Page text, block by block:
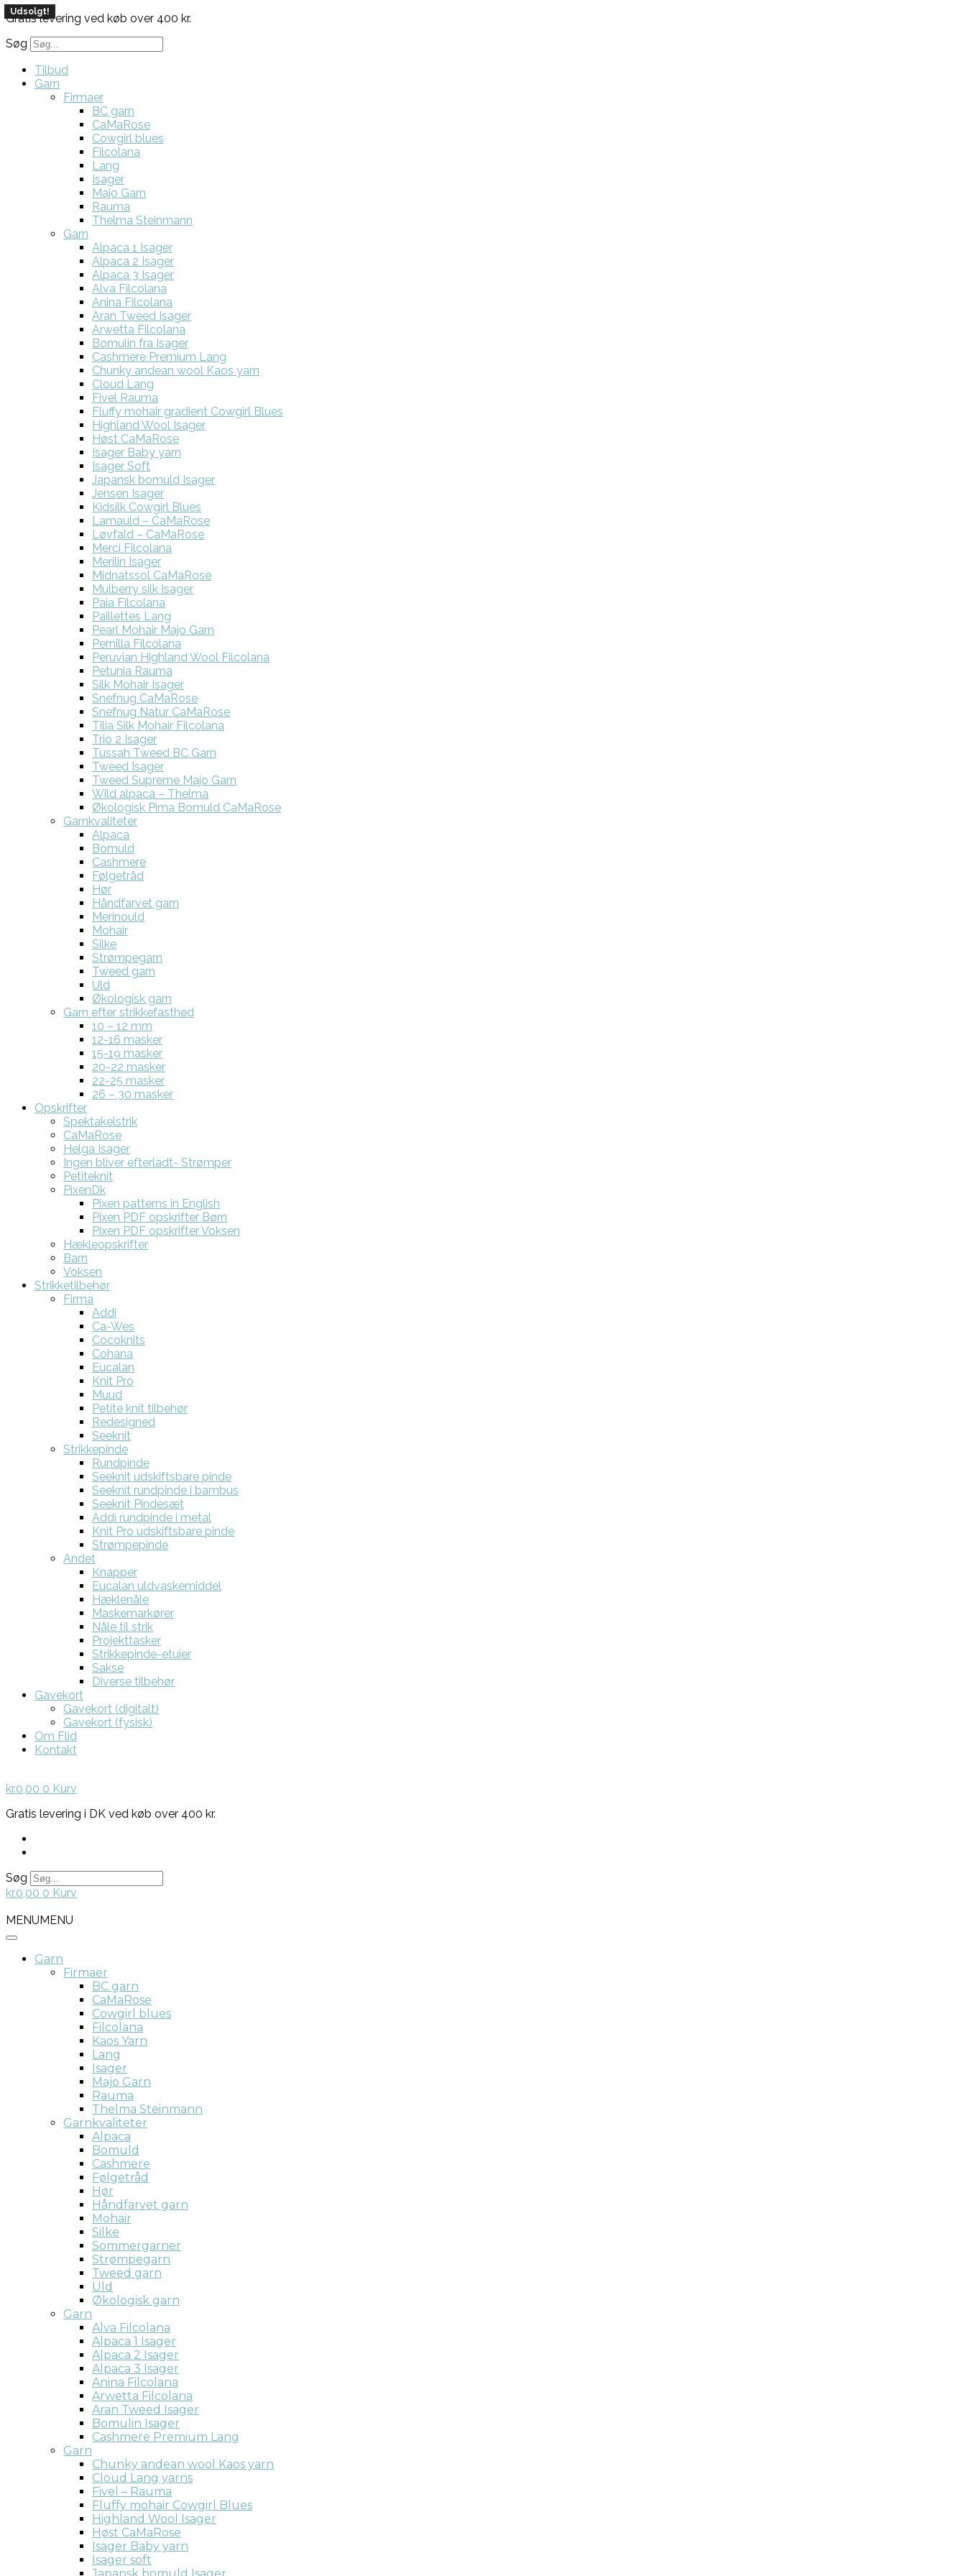
Gratis levering ved køb over 400 kr.
Søg
Tilbud
Garn
Firmaer
BC garn
CaMaRose
Cowgirl blues
Filcolana
Lang
Isager
Majo Garn
Rauma
Thelma Steinmann
Garn
Alpaca 1 Isager
Alpaca 2 Isager
Alpaca 3 Isager
Alva Filcolana
Anina Filcolana
Aran Tweed Isager
Arwetta Filcolana
Bomulin fra Isager
Cashmere Premium Lang
Chunky andean wool Kaos yarn
Cloud Lang
Fivel Rauma
Fluffy mohair gradient Cowgirl Blues
Highland Wool Isager
Høst CaMaRose
Isager Baby yarn
Isager Soft
Japansk bomuld Isager
Jensen Isager
Kidsilk Cowgirl Blues
Lamauld – CaMaRose
Løvfald – CaMaRose
Merci Filcolana
Merilin Isager
Midnatssol CaMaRose
Mulberry silk Isager
Paia Filcolana
Paillettes Lang
Pearl Mohair Majo Garn
Pernilla Filcolana
Peruvian Highland Wool Filcolana
Petunia Rauma
Silk Mohair Isager
Snefnug CaMaRose
Snefnug Natur CaMaRose
Tilia Silk Mohair Filcolana
Trio 2 Isager
Tussah Tweed BC Garn
Tweed Isager
Tweed Supreme Majo Garn
Wild alpaca – Thelma
Økologisk Pima Bomuld CaMaRose
Garnkvaliteter
Alpaca
Bomuld
Cashmere
Følgetråd
Hør
Håndfarvet garn
Merinould
Mohair
Silke
Strømpegarn
Tweed garn
Uld
Økologisk garn
Garn efter strikkefasthed
10 – 12 mm
12-16 masker
15-19 masker
20-22 masker
22-25 masker
26 – 30 masker
Opskrifter
Spektakelstrik
CaMaRose
Helga Isager
Ingen bliver efterladt- Strømper
Petiteknit
PixenDk
Pixen patterns in English
Pixen PDF opskrifter Børn
Pixen PDF opskrifter Voksen
Hækleopskrifter
Barn
Voksen
Strikketilbehør
Firma
Addi
Ca-Wes
Cocoknits
Cohana
Eucalan
Knit Pro
Muud
Petite knit tilbehør
Redesigned
Seeknit
Strikkepinde
Rundpinde
Seeknit udskiftsbare pinde
Seeknit rundpinde i bambus
Seeknit Pindesæt
Addi rundpinde i metal
Knit Pro udskiftsbare pinde
Strømpepinde
Andet
Knapper
Eucalan uldvaskemiddel
Hæklenåle
Maskemarkører
Nåle til strik
Projekttasker
Strikkepinde-etuier
Sakse
Diverse tilbehør
Gavekort
Gavekort (digitalt)
Gavekort (fysisk)
Om Flid
Kontakt
kr.0,00 0 Kurv
Gratis levering i DK ved køb over 400 kr.
Søg
kr.0,00 0 Kurv
MENUMENU
Garn
Firmaer
BC garn
CaMaRose
Cowgirl blues
Filcolana
Kaos Yarn
Lang
Isager
Majo Garn
Rauma
Thelma Steinmann
Garnkvaliteter
Alpaca
Bomuld
Cashmere
Følgetråd
Hør
Håndfarvet garn
Mohair
Silke
Sommergarner
Strømpegarn
Tweed garn
Uld
Økologisk garn
Garn
Alva Filcolana
Alpaca 1 Isager
Alpaca 2 Isager
Alpaca 3 Isager
Anina Filcolana
Arwetta Filcolana
Aran Tweed Isager
Bomulin Isager
Cashmere Premium Lang
Garn
Chunky andean wool Kaos yarn
Cloud Lang yarns
Fivel – Rauma
Fluffy mohair Cowgirl Blues
Highland Wool Isager
Høst CaMaRose
Isager Baby yarn
Isager soft
Udsolgt!
Udsolgt!